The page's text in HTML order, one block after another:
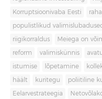
Korruptsioonivaba Eesti
populistlikud
riigikorraldus Meiega on
reform valimiskünnis
istumise lõpetamine
häält kuritegu poliitiline
Eelarvestrateegia